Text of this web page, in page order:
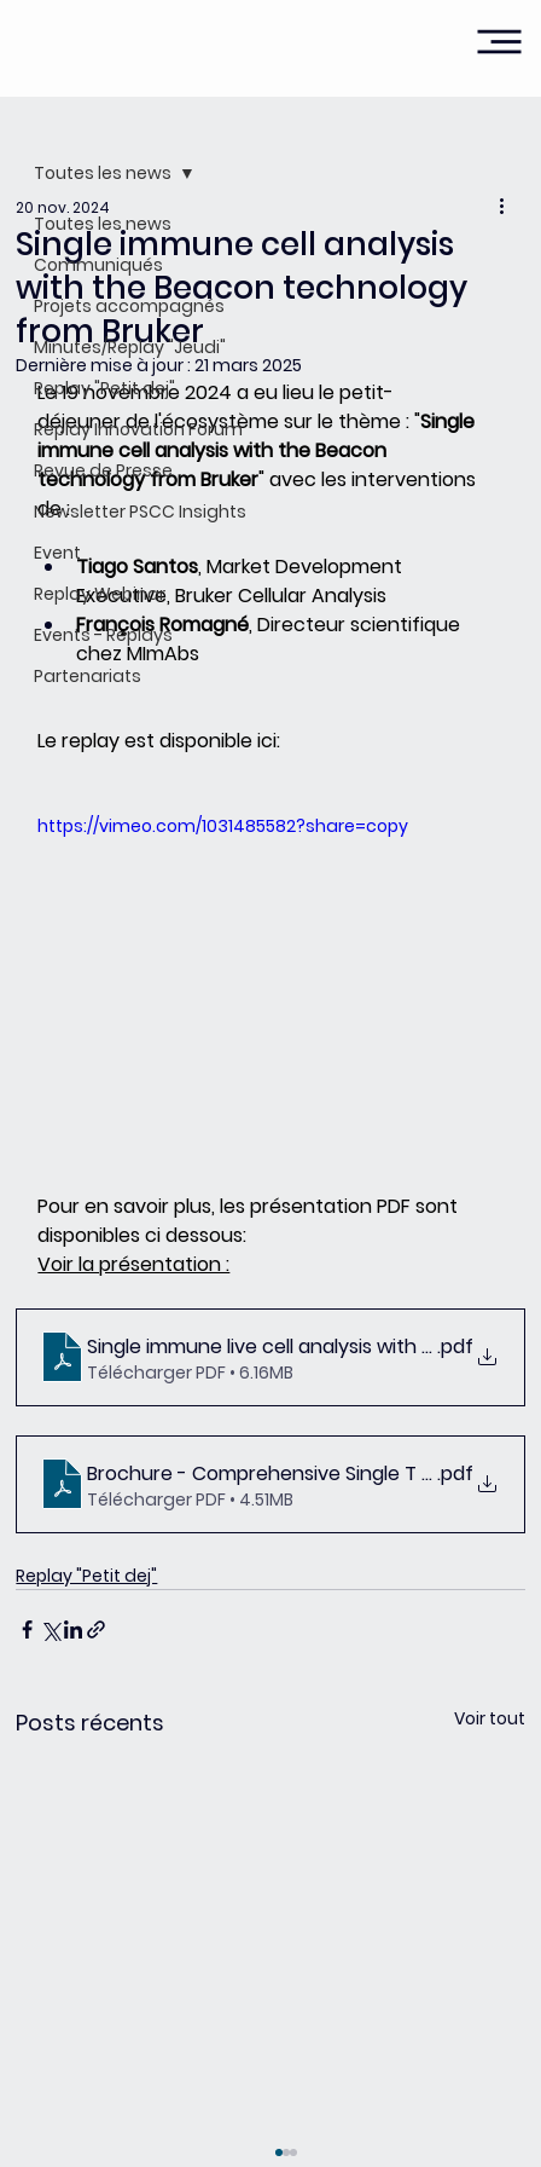
Toutes les news
Communiqués
Projets accompagnés
Minutes/Replay "Jeudi"
Replay "Petit dej"
Replay Innovation Forum
Revue de Presse
Newsletter PSCC Insights
Event
Replay Webinar
Events - Replays
Partenariats
Toutes les news
Single immune cell analysis
with the Beacon technology
from Bruker
20 nov. 2024
Dernière mise à jour :21 mars 2025
Le 19 novembre 2024 a eu lieu le petit-
déjeuner de l'écosystème sur le thème : "Single
immune cell analysis with the Beacon
technology from Bruker" avec les interventions
de :
Tiago Santos, Market Development
Executive, Bruker Cellular Analysis
François Romagné, Directeur scientifique
chez MImAbs
Le replay est disponible ici:
https://vimeo.com/1031485582?share=copy
Pour en savoir plus, les présentation PDF sont
disponibles ci dessous:
Voir la présentation :
Single immune live cell analysis with the
.pdf
Télécharger PDF • 6.16MB
Brochure - Comprehensive Single T Cell Profiling
.pdf
Télécharger PDF • 4.51MB
Replay "Petit dej"
Posts récents Voir tout